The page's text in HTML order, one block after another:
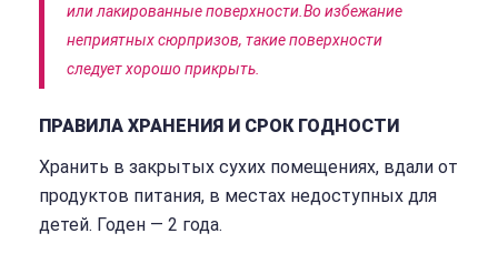
или лакированные поверхности.Во избежание
неприятных сюрпризов, такие поверхности
следует хорошо прикрыть.
ПРАВИЛА ХРАНЕНИЯ И СРОК ГОДНОСТИ
Хранить в закрытых сухих помещениях, вдали от
продуктов питания, в местах недоступных для
детей. Годен — 2 года.